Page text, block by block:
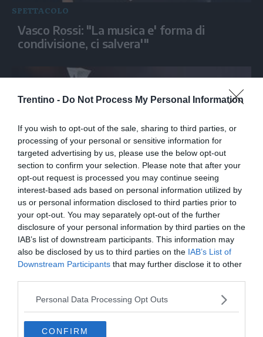
Trentino - Do Not Process My Personal Information
If you wish to opt-out of the sale, sharing to third parties, or
processing of your personal or sensitive information for
targeted advertising by us, please use the below opt-out
section to confirm your selection. Please note that after your
opt-out request is processed you may continue seeing
interest-based ads based on personal information utilized by
us or personal information disclosed to third parties prior to
your opt-out. You may separately opt-out of the further
disclosure of your personal information by third parties on the
IAB’s list of downstream participants. This information may
also be disclosed by us to third parties on the IAB’s List of
Downstream Participants that may further disclose it to other
Personal Data Processing Opt Outs
CONFIRM
SPETTACOLO
Vasco Rossi: "La musica e' forma di
condivisione, ci salvera'"
SPETTACOLO
Rock, successo a Bruxelles per i canadesi
Angine de Poitrine